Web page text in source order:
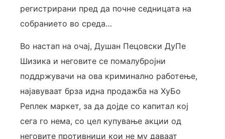
регистрирани пред да почне седницата на
собранието во среда…
Во настап на очај, Душан Пецовски ДуПе
Шизика и неговите се помалубројни
поддржувачи на ова криминално работење,
најавуваат брза идна продажба на ХуБо
Реплек маркет, за да дојде со капитал кој
сега го нема, со цел купување акции од
неговите противници кои не му даваат